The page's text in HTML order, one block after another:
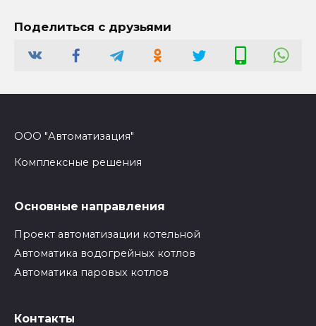
Поделиться с друзьями
ООО "Автоматизация"
Комплексные решения
Основные направления
Проект автоматизации котельной
Автоматика водогрейных котлов
Автоматика паровых котлов
Контакты